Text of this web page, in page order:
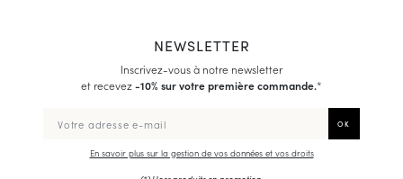
NEWSLETTER
Inscrivez-vous à notre newsletter
et recevez-10% sur votre première commande.*
En savoir plus sur la gestion de vos données et vos droits